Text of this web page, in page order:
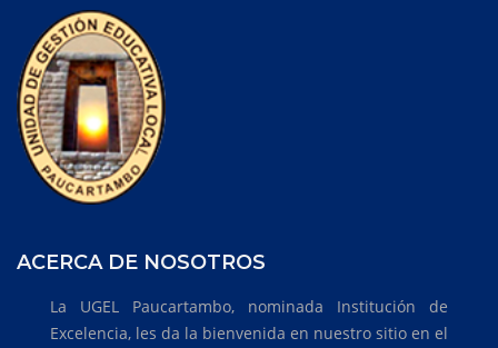
ACERCA DE NOSOTROS
La UGEL Paucartambo, nominada Institución de
Excelencia, les da la bienvenida en nuestro sitio en el